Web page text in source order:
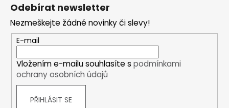
Odebírat newsletter
Nezmeškejte žádné novinky či slevy!
E-mail
Vložením e-mailu souhlasíte s podmínkami
ochrany osobních údajů
PŘIHLÁSIT SE